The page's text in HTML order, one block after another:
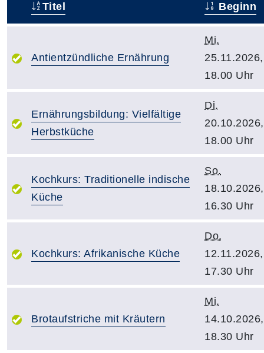
Titel Beginn
Antientzündliche Ernährung
Mi.
25.11.2026,
18.00 Uhr
Ernährungsbildung: Vielfältige
Herbstküche
Di.
20.10.2026,
18.00 Uhr
Kochkurs: Traditionelle indische
Küche
So.
18.10.2026,
16.30 Uhr
Kochkurs: Afrikanische Küche
Do.
12.11.2026,
17.30 Uhr
Brotaufstriche mit Kräutern
Mi.
14.10.2026,
18.30 Uhr